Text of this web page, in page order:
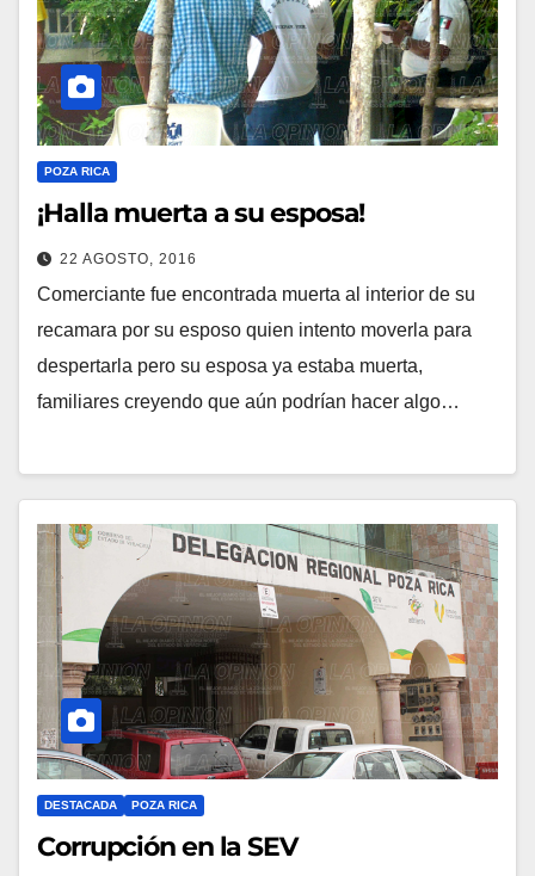
POZA RICA
¡Halla muerta a su esposa!
22 AGOSTO, 2016
Comerciante fue encontrada muerta al interior de su
recamara por su esposo quien intento moverla para
despertarla pero su esposa ya estaba muerta,
familiares creyendo que aún podrían hacer algo…
DESTACADA POZA RICA
Corrupción en la SEV